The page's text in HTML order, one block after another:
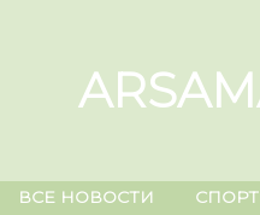
ВСЕ НОВОСТИ СПОРТ